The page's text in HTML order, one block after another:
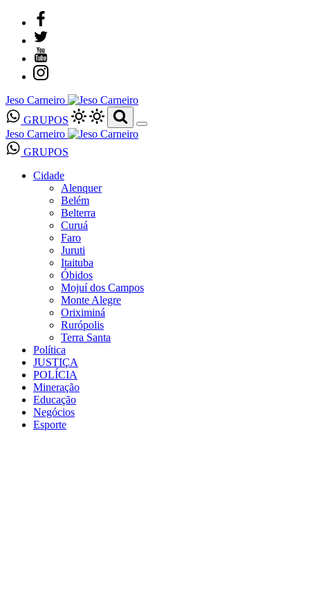
Jeso Carneiro
GRUPOS
Jeso Carneiro
GRUPOS
Cidade
Alenquer
Belém
Belterra
Curuá
Faro
Juruti
Itaituba
Óbidos
Mojuí dos Campos
Monte Alegre
Oriximiná
Rurópolis
Terra Santa
Política
JUSTIÇA
POLÍCIA
Mineração
Educação
Negócios
Esporte